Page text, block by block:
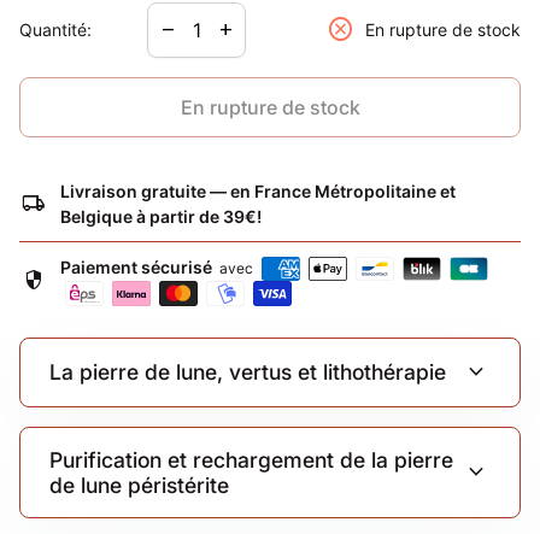
Avec le pendentif, un cordon noir vous est offert.
Quantité:
Diminuer la quantité pour
remove
Augmenter la quantité pour
add cancel En rupture de stock
En rupture de stock
local_shipping
Livraison gratuite — en France Métropolitaine et
Belgique à partir de 39€!
security Paiement sécurisé avec
La pierre de lune, vertus et lithothérapie expand_more
Purification et rechargement de la pierre
de lune péristérite
expand_more